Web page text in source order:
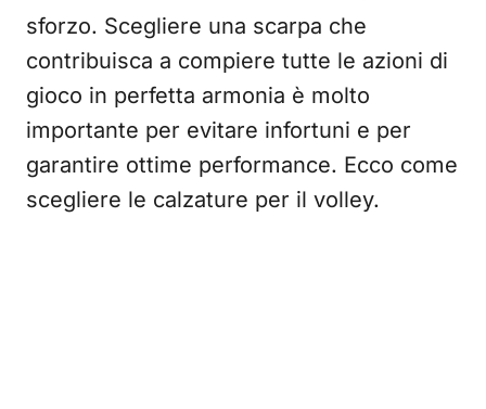
sforzo. Scegliere una scarpa che
contribuisca a compiere tutte le azioni di
gioco in perfetta armonia è molto
importante per evitare infortuni e per
garantire ottime performance. Ecco come
scegliere le calzature per il volley.